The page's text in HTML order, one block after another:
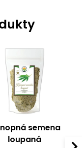
semena
loupaná